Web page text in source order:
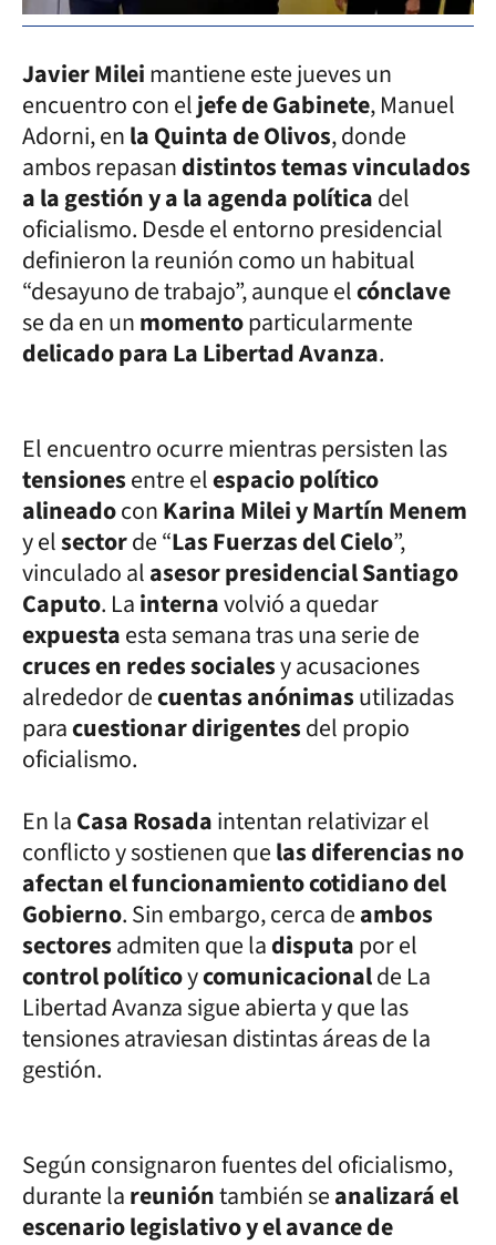
Javier Mileimantiene este jueves un
encuentro con eljefe de Gabinete, Manuel
Adorni, enla Quinta de Olivos, donde
ambos repasandistintos temas vinculados
a la gestión y a la agenda políticadel
oficialismo. Desde el entorno presidencial
definieron la reunión como un habitual
“desayuno de trabajo”, aunque elcónclave
se da en unmomentoparticularmente
delicado para La Libertad Avanza.
El encuentro ocurre mientras persisten las
tensionesentre elespacio político
alineadoconKarina Milei y Martín Menem
y elsectorde “Las Fuerzas del Cielo”,
vinculado alasesor presidencial Santiago
Caputo. Lainternavolvió a quedar
expuestaesta semana tras una serie de
cruces en redes socialesy acusaciones
alrededor decuentas anónimasutilizadas
paracuestionar dirigentesdel propio
oficialismo.
En laCasa Rosadaintentan relativizar el
conflicto y sostienen quelas diferencias no
afectan el funcionamiento cotidiano del
Gobierno. Sin embargo, cerca deambos
sectoresadmiten que ladisputapor el
control políticoycomunicacionalde La
Libertad Avanza sigue abierta y que las
tensiones atraviesan distintas áreas de la
gestión.
Según consignaron fuentes del oficialismo,
durante lareunióntambién seanalizará el
escenario legislativo y el avance de